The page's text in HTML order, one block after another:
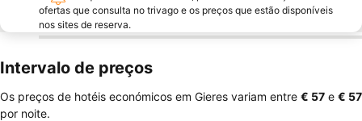
ofertas que consulta no trivago e os preços que estão disponíveis
nos sites de reserva.
Intervalo de preços
Os preços de hotéis económicos em Gieres variam entre ‎€ 57 e ‎€ 57
por noite.